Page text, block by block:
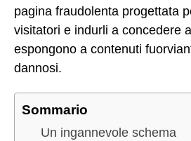
pagina fraudolenta progettata
visitatori e indurli a concedere
espongono a contenuti
dannosi.
Sommario
Un ingannevole schema